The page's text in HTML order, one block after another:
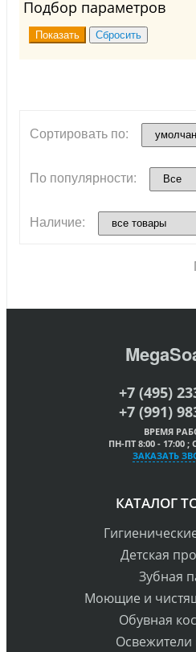
Подбор параметров
Сортировать по:
По популярности:
Наличие:
+7 (495)
+7 (991)
ВРЕМЯ
ПН-ПТ 8:00 - 17:00 ;
ЗАКАЗАТЬ
КАТАЛОГ
Детская
Зубная
Моющие и
Обувная
Освежители